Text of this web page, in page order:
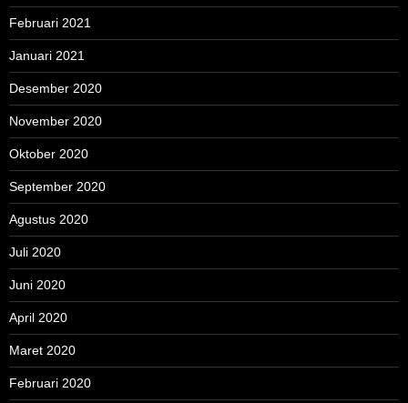
Februari 2021
Januari 2021
Desember 2020
November 2020
Oktober 2020
September 2020
Agustus 2020
Juli 2020
Juni 2020
April 2020
Maret 2020
Februari 2020